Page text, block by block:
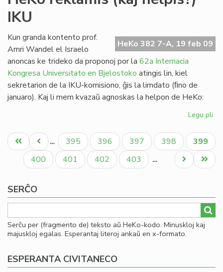
IKU
HeKo 382 7-A, 19 feb 09
Kun granda kontento prof.
Amri Wandel el Israelo
anoncas ke trideko da proponoj por la 62a Internacia
Kongresa Universitato en Bjelostoko atingis lin, kiel
sekretarion de la IKU-komisiono, ĝis la limdato (ﬁno de
januaro). Kaj li mem kvazaŭ agnoskas la helpon de HeKo:
Legu pli
IKU
Pagination
Unua
paĝo
Antaŭa
paĝo
… Paĝo
395 Paĝo
396 Paĝo
397 Paĝo
398
Aktuala
paĝo
399
Paĝo
400 Paĝo
401 Paĝo
402 Paĝo
403 …
Last
page
Next
page
SERĈO
Serĉu per (fragmento de) teksto aŭ HeKo-kodo. Minuskloj kaj
majuskloj egalas. Esperantaj literoj ankaŭ en x-formato.
ESPERANTA CIVITANECO